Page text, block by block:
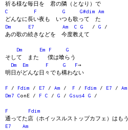
祈る様な毎日を 君の隣（となり）で
C
F G G#dim
Am
どんなに長い夜も いつも歌って た
Dm
E7 Am C G / G /
あの歌の続きなどを 今度教えて
Dm Em F
G
そして また 僕は喰らう
Dm
Em F G F→
明日がどんな日々でも構わない
F / Fdim / E7 / Am / F / Fdim / E7 / Am
Dm7
ConE / F C / G / Gsus4 G /
F
Fdim
通ってた店（ホイッスルストップカフェ）はもう
E7
Am